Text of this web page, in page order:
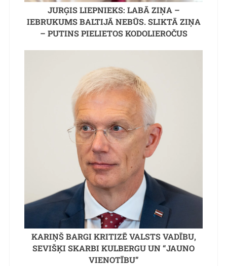
JURĢIS LIEPNIEKS: LABĀ ZIŅA –
IEBRUKUMS BALTIJĀ NEBŪS. SLIKTĀ ZIŅA
– PUTINS PIELIETOS KODOLIEROČUS
KARIŅŠ BARGI KRITIZĒ VALSTS VADĪBU,
SEVIŠĶI SKARBI KULBERGU UN “JAUNO
VIENOTĪBU”